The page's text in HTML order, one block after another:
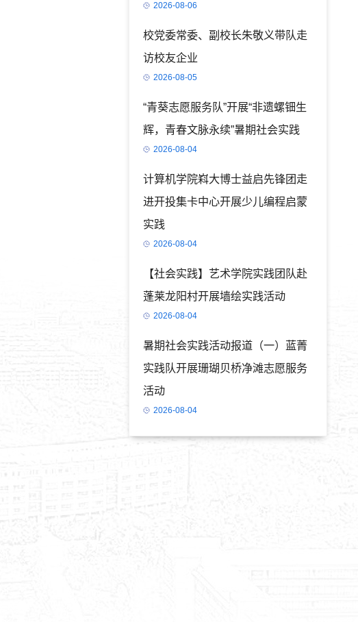
2026-08-06
校党委常委、副校长朱敬义带队走
访校友企业
2026-08-05
“青葵志愿服务队”开展“非遗螺钿生
辉，青春文脉永续”暑期社会实践
2026-08-04
计算机学院嵙大博士益启先锋团走
进开投集卡中心开展少儿编程启蒙
实践
2026-08-04
【社会实践】艺术学院实践团队赴
蓬莱龙阳村开展墙绘实践活动
2026-08-04
暑期社会实践活动报道（一）蓝菁
实践队开展珊瑚贝桥净滩志愿服务
活动
2026-08-04